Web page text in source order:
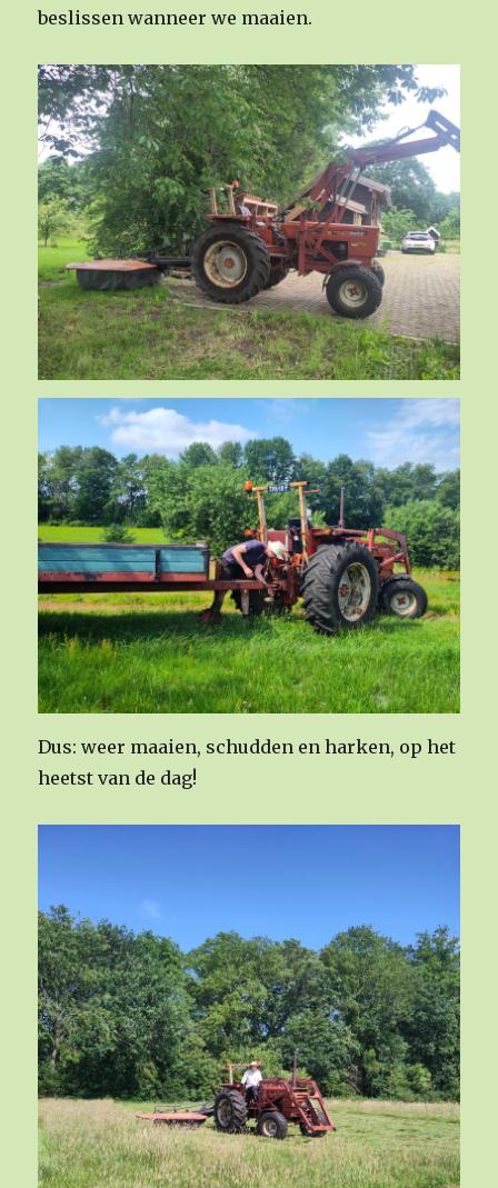
beslissen wanneer we maaien.
Dus: weer maaien, schudden en harken, op het
heetst van de dag!